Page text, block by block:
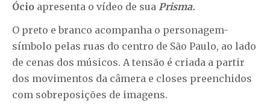
Ócio apresenta o vídeo de sua Prisma.
O preto e branco acompanha o personagem-
símbolo pelas ruas do centro de São Paulo, ao lado
de cenas dos músicos. A tensão é criada a partir
dos movimentos da câmera e closes preenchidos
com sobreposições de imagens.